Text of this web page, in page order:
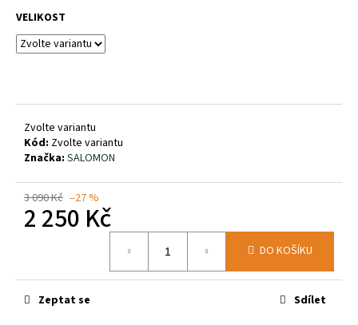
VELIKOST
Zvolte variantu
Kód: Zvolte variantu
Značka: SALOMON
3 090 Kč –27 %
2 250 Kč
DO KOŠÍKU
Zeptat se Sdílet
e
m
e
YATE
PROPICHOVACÍ
ELICO
62
Kč